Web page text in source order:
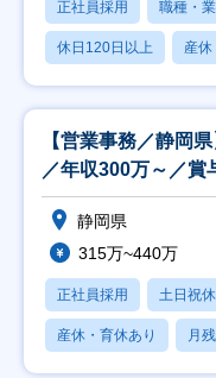
正社員採用 職種・
休日120日以上 産休
【営業事務／静岡
／年収300万～／
静岡県
315万~440万
正社員採用 土日祝
産休・育休あり 月